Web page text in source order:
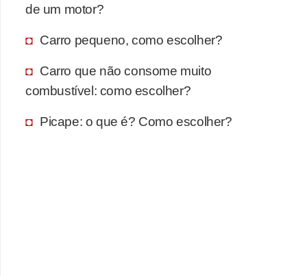
de um motor?
Carro pequeno, como escolher?
Carro que não consome muito
combustível: como escolher?
Picape: o que é? Como escolher?